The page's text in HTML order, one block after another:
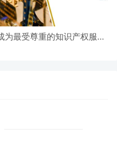
为最受尊重的知识产权服务